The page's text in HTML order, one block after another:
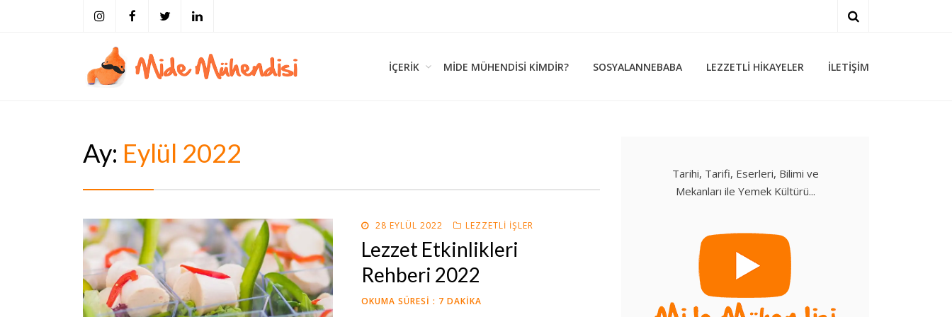
ARA
İÇERIK MIDE MÜHENDISI KİMDİR? SOSYALANNEBABA LEZZETLI HIKAYELER İLETIŞIM
Ay: Eylül 2022
POSTED
28 EYLÜL 2022 LEZZETLI İŞLER
Lezzet Etkinlikleri
Rehberi 2022
OKUMA SÜRESI : 7 DAKIKA
Tarihi, Tarifi, Eserleri, Bilimi ve
Mekanları ile Yemek Kültürü...